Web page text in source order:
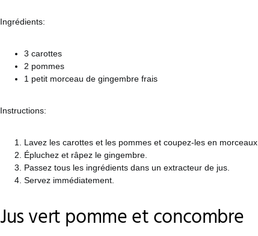
Ingrédients:
3 carottes
2 pommes
1 petit morceau de gingembre frais
Instructions:
Lavez les carottes et les pommes et coupez-les en morceaux.
Épluchez et râpez le gingembre.
Passez tous les ingrédients dans un extracteur de jus.
Servez immédiatement.
Jus vert pomme et concombre